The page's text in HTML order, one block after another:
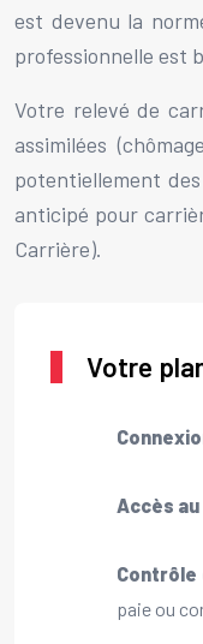
est devenu la
professionnelle est
Votre relevé de
assimilées
potentiellement
anticipé pour
Carrière).
Votre
Accès
Contrôle
paie ou